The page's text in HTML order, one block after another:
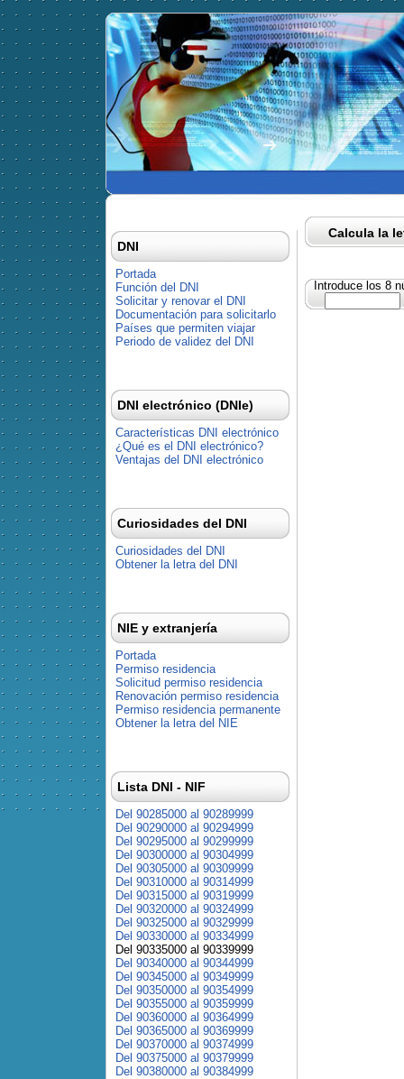
Calcula la
Introduce los 8
DNI
Portada
Función del DNI
Solicitar y renovar el DNI
Documentación para solicitarlo
Países que permiten viajar
Periodo de validez del DNI
DNI electrónico (DNIe)
Características DNI electrónico
¿Qué es el DNI electrónico?
Ventajas del DNI electrónico
Curiosidades del DNI
Curiosidades del DNI
Obtener la letra del DNI
NIE y extranjería
Portada
Permiso residencia
Solicitud permiso residencia
Renovación permiso residencia
Permiso residencia permanente
Obtener la letra del NIE
Lista DNI - NIF
Del 90285000 al 90289999
Del 90290000 al 90294999
Del 90295000 al 90299999
Del 90300000 al 90304999
Del 90305000 al 90309999
Del 90310000 al 90314999
Del 90315000 al 90319999
Del 90320000 al 90324999
Del 90325000 al 90329999
Del 90330000 al 90334999
Del 90335000 al 90339999
Del 90340000 al 90344999
Del 90345000 al 90349999
Del 90350000 al 90354999
Del 90355000 al 90359999
Del 90360000 al 90364999
Del 90365000 al 90369999
Del 90370000 al 90374999
Del 90375000 al 90379999
Del 90380000 al 90384999